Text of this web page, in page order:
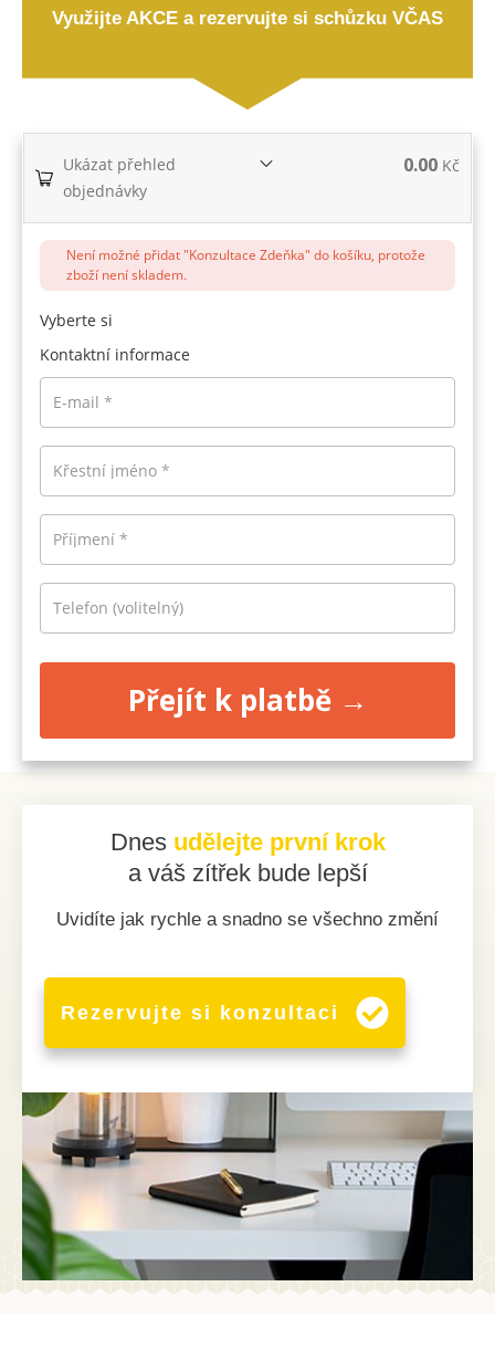
Využijte AKCE a rezervujte si schůzku VČAS
Ukázat přehled
objednávky
0.00 Kč
Není možné přidat "Konzultace Zdeňka" do košíku, protože
zboží není skladem.
Vyberte si
Kontaktní informace
E-mail *
Křestní jméno *
Příjmení *
Telefon (volitelný)
Přejít k platbě →
Dnes udělejte první krok
a váš zítřek bude lepší
Uvidíte jak rychle a snadno se všechno změní
Rezervujte si konzultaci